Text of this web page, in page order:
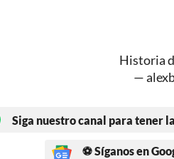
Historia
—
Siga nuestro canal para tener
⚽ Síganos en